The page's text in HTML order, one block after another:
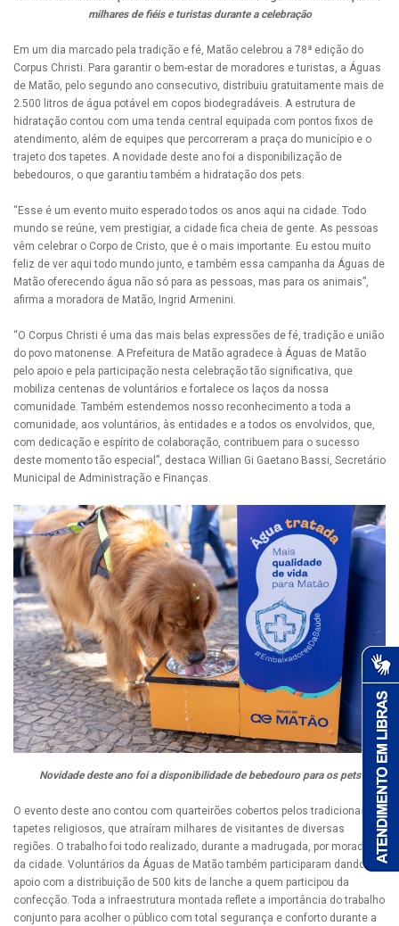
milhares de fiéis e turistas durante a celebração
Em um dia marcado pela tradição e fé, Matão celebrou a 78ª edição do
Corpus Christi. Para garantir o bem-estar de moradores e turistas, a Águas
de Matão, pelo segundo ano consecutivo, distribuiu gratuitamente mais de
2.500 litros de água potável em copos biodegradáveis. A estrutura de
hidratação contou com uma tenda central equipada com pontos fixos de
atendimento, além de equipes que percorreram a praça do município e o
trajeto dos tapetes. A novidade deste ano foi a disponibilização de
bebedouros, o que garantiu também a hidratação dos pets.
“Esse é um evento muito esperado todos os anos aqui na cidade. Todo
mundo se reúne, vem prestigiar, a cidade fica cheia de gente. As pessoas
vêm celebrar o Corpo de Cristo, que é o mais importante. Eu estou muito
feliz de ver aqui todo mundo junto, e também essa campanha da Águas de
Matão oferecendo água não só para as pessoas, mas para os animais”,
afirma a moradora de Matão, Ingrid Armenini.
“O Corpus Christi é uma das mais belas expressões de fé, tradição e união
do povo matonense. A Prefeitura de Matão agradece à Águas de Matão
pelo apoio e pela participação nesta celebração tão significativa, que
mobiliza centenas de voluntários e fortalece os laços da nossa
comunidade. Também estendemos nosso reconhecimento a toda a
comunidade, aos voluntários, às entidades e a todos os envolvidos, que,
com dedicação e espírito de colaboração, contribuem para o sucesso
deste momento tão especial”, destaca Willian Gi Gaetano Bassi, Secretário
Municipal de Administração e Finanças.
Novidade deste ano foi a disponibilidade de bebedouro para os pets
O evento deste ano contou com quarteirões cobertos pelos tradicionais
tapetes religiosos, que atraíram milhares de visitantes de diversas
regiões. O trabalho foi todo realizado, durante a madrugada, por moradores
da cidade. Voluntários da Águas de Matão também participaram dando
apoio com a distribuição de 500 kits de lanche a quem participou da
confecção. Toda a infraestrutura montada reflete a importância do trabalho
conjunto para acolher o público com total segurança e conforto durante a